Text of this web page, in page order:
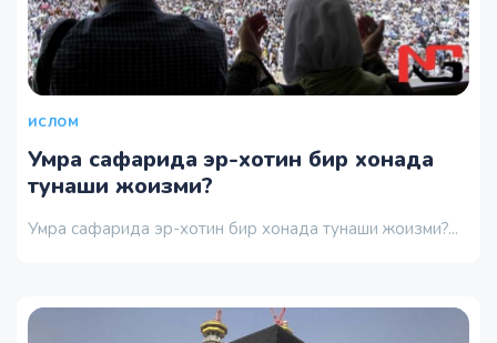
ИСЛОМ
Умра сафарида эр-хотин бир хонада
тунаши жоизми?
Умра сафарида эр-хотин бир хонада тунаши жоизми?...